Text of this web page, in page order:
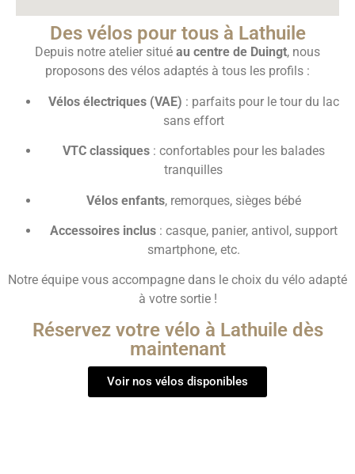
Des vélos pour tous à Lathuile
Depuis notre atelier situé au centre de Duingt, nous
proposons des vélos adaptés à tous les profils :
Vélos électriques (VAE) : parfaits pour le tour du lac
sans effort
VTC classiques: confortables pour les balades
tranquilles
Vélos enfants, remorques, sièges bébé
Accessoires inclus: casque, panier, antivol, support
smartphone, etc.
Notre équipe vous accompagne dans le choix du vélo adapté
à votre sortie !
Réservez votre vélo à Lathuile dès
maintenant
Voir nos vélos disponibles